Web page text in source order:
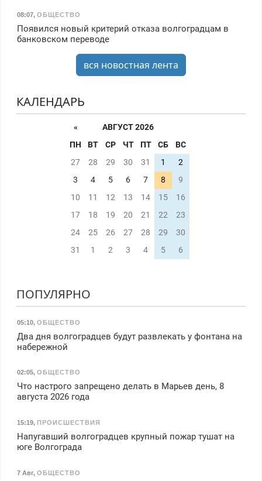
08:07, ОБЩЕСТВО
Появился новый критерий отказа волгоградцам в
банковском переводе
вся новостная лента
КАЛЕНДАРЬ
«
АВГУСТ 2026
ПН
ВТ СР ЧТ ПТ СБ
ВС
27
28 29 30 31 1
2
3
4 5 6 7 8
9
10
11 12 13 14 15
16
17
18 19 20 21 22
23
24
25 26 27 28 29
30
31
1 2 3 4 5 6
ПОПУЛЯРНО
05:10, ОБЩЕСТВО
Два дня волгоградцев будут развлекать у фонтана на
набережной
02:05, ОБЩЕСТВО
Что настрого запрещено делать в Марьев день, 8
августа 2026 года
15:19, ПРОИСШЕСТВИЯ
Напугавший волгоградцев крупный пожар тушат на
юге Волгограда
7 Авг, ОБЩЕСТВО